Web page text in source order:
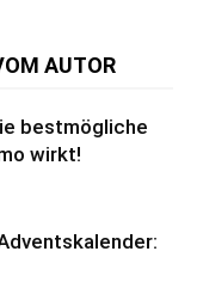
AUTOR
bestmögliche
wirkt!